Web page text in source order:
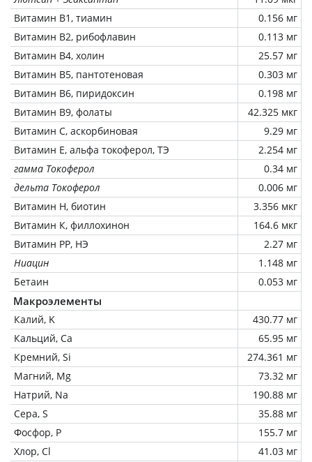
Витамин В1, тиамин
0.156 мг
Витамин В2, рибофлавин
0.113 мг
Витамин В4, холин
25.57 мг
Витамин В5, пантотеновая
0.303 мг
Витамин В6, пиридоксин
0.198 мг
Витамин В9, фолаты
42.325 мкг
Витамин C, аскорбиновая
9.29 мг
Витамин Е, альфа токоферол, ТЭ
2.254 мг
гамма Токоферол
0.34 мг
дельта Токоферол
0.006 мг
Витамин Н, биотин
3.356 мкг
Витамин К, филлохинон
164.6 мкг
Витамин РР, НЭ
2.27 мг
Ниацин
1.148 мг
Бетаин
0.053 мг
Макроэлементы
Калий, K
430.77 мг
Кальций, Ca
65.95 мг
Кремний, Si
274.361 мг
Магний, Mg
73.32 мг
Натрий, Na
190.88 мг
Сера, S
35.88 мг
Фосфор, P
155.7 мг
Хлор, Cl
41.03 мг